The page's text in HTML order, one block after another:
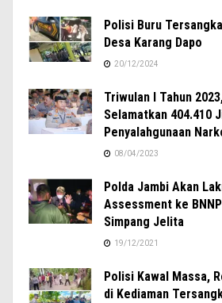
Polisi Buru
Desa Karang Dapo
20/12/2024
Triwulan I Tahun
Selamatkan 404.410
Penyalahgunaan
08/04/2023
Polda Jambi Akan
Assessment ke
Simpang Jelita
19/12/2021
Polisi Kawal Massa,
di Kediaman